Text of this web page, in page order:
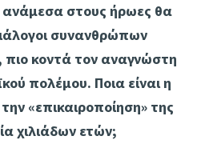
ανάμεσα στους ήρωες θα
συνανθρώπων
κοντά τον αναγνώστη
πολέμου. Ποια είναι η
«επικαιροποίηση» της
χιλιάδων ετών;